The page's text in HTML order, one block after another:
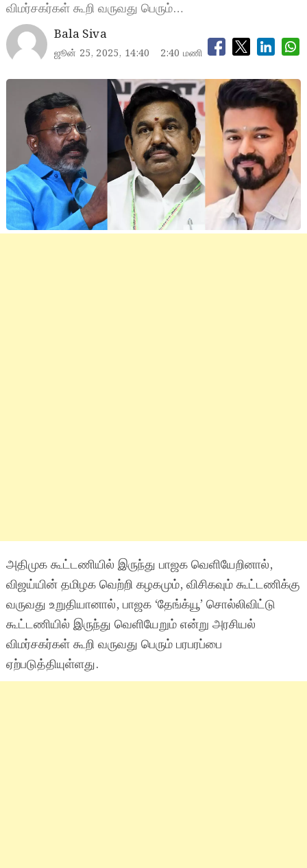
விமர்சகர்கள் கூறி வருவது பெரும்…
Bala Siva
ஜூன் 25, 2025, 14:40 2:40 மணி
அதிமுக கூட்டணியில் இருந்து பாஜக வெளியேறினால்,
விஜய்யின் தமிழக வெற்றி கழகமும், விசிகவும் கூட்டணிக்கு
வருவது உறுதியானால், பாஜக ‘தேங்க்யூ’ சொல்லிவிட்டு
கூட்டணியில் இருந்து வெளியேறும் என்று அரசியல்
விமர்சகர்கள் கூறி வருவது பெரும் பரபரப்பை
ஏற்படுத்தியுள்ளது.